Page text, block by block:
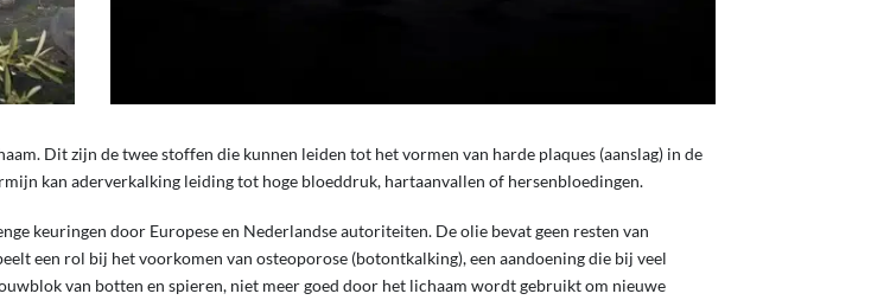
Dit zijn de twee stoffen die kunnen leiden tot het vormen van harde plaques (aanslag) in de
kan aderverkalking leiding tot hoge bloeddruk, hartaanvallen of hersenbloedingen.
keuringen door Europese en Nederlandse autoriteiten. De olie bevat geen resten van
een rol bij het voorkomen van osteoporose (botontkalking), een aandoening die bij veel
van botten en spieren, niet meer goed door het lichaam wordt gebruikt om nieuwe